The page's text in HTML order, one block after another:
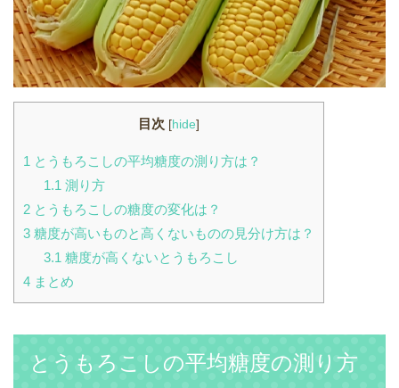
目次 [hide]
1 とうもろこしの平均糖度の測り方は？
1.1測り方
2 とうもろこしの糖度の変化は？
3 糖度が高いものと高くないものの見分け方は？
3.1糖度が高くないとうもろこし
4 まとめ
とうもろこしの平均糖度の測り方